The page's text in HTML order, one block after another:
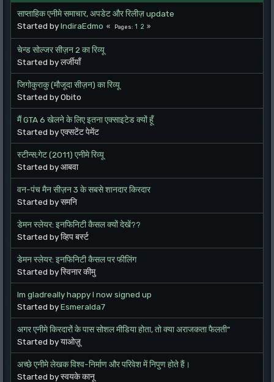
साप्ताहिक एनीमे समाचार, अपडेट और रिलीज़ update
Started byIndiraEdmo Pages 1 2
चेन्ड सोल्जर सीज़न 2 का रिव्यू
Started by लर्जीयाँ
जिगोकुराकु (मौजूदा सीज़न) का रिव्यू
Started by Obito
मैं GTA 6 खेलने के लिए इतना एक्साइटेड क्यों हूँ
Started by एक्सटेंट पेमेंट
स्टीन्स;गेट (2011) एनीमे रिव्यू
Started by आबवा
वन-पंच मैन सीज़न 3 के सबसे शानदार किरदार
Started by समनि
डेमन स्लेयर: इनफिनिटी कैसल क्यों देखें??
Started by व्हिप बर्स्ट
डेमन स्लेयर: इनफिनिटी कैसल पर फीलिंग
Started by स्विनार कीमु
Im gladreally happy I now signed up
Started byEsmeralda7
अगर एनीमे किरदारों के पास सोशल मीडिया होता, तो क्या अराजकता फैलती”
Started by याओज़ू
अच्छे एनीमे लेखक विश्व-निर्माण और परिवेश में निपुण होते हैं।
Started by स्वयके कानू